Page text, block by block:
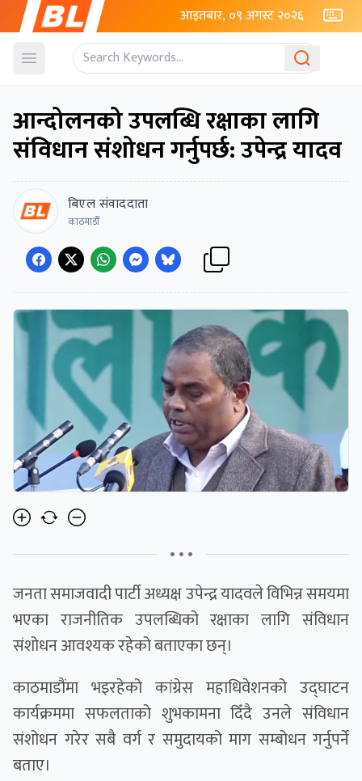
आइतबार, ०९ अगस्ट २०२६
Open menu
आन्दोलनको उपलब्धि रक्षाका लागि
संविधान संशोधन गर्नुपर्छ: उपेन्द्र यादव
बिएल संवाददाता
काठमाडौँ
• • •
जनता समाजवादी पार्टी अध्यक्ष उपेन्द्र यादवले विभिन्न समयमा
भएका राजनीतिक उपलब्धिको रक्षाका लागि संविधान
संशोधन आवश्यक रहेको बताएका छन्।
काठमाडौंमा भइरहेको कांग्रेस महाधिवेशनको उद्घाटन
कार्यक्रममा सफलताको शुभकामना दिँदै उनले संविधान
संशोधन गरेर सबै वर्ग र समुदायको माग सम्बोधन गर्नुपर्ने
बताए।